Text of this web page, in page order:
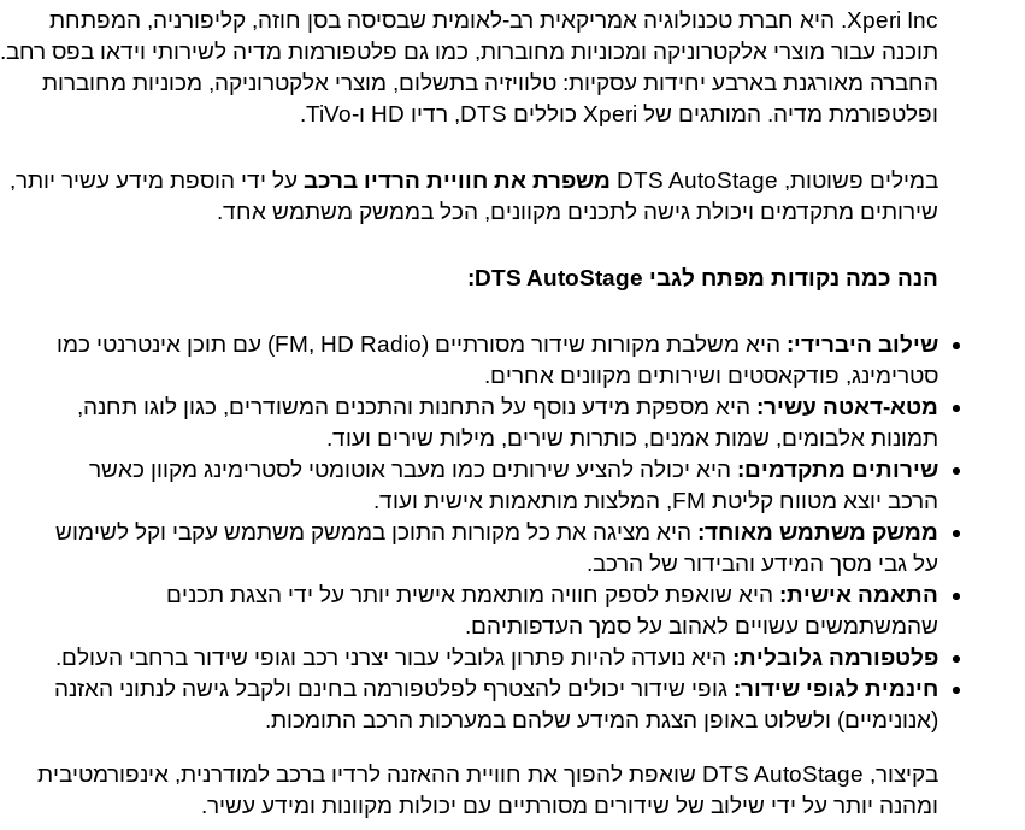
Xperi Inc. היא חברת טכנולוגיה אמריקאית רב-לאומית שבסיסה בסן חוזה, קליפורניה, המפתחת
תוכנה עבור מוצרי אלקטרוניקה ומכוניות מחוברות, כמו גם פלטפורמות מדיה לשירותי וידאו בפס רחב.
החברה מאורגנת בארבע יחידות עסקיות: טלוויזיה בתשלום, מוצרי אלקטרוניקה, מכוניות מחוברות
ופלטפורמת מדיה. המותגים של Xperi כוללים DTS, רדיו HD ו-TiVo.
במילים פשוטות, DTS AutoStage משפרת את חוויית הרדיו ברכב על ידי הוספת מידע עשיר יותר,
שירותים מתקדמים ויכולת גישה לתכנים מקוונים, הכל בממשק משתמש אחד.
הנה כמה נקודות מפתח לגבי DTS AutoStage:
שילוב היברידי:
היא משלבת מקורות שידור מסורתיים (FM, HD Radio) עם תוכן אינטרנטי כמו
סטרימינג, פודקאסטים ושירותים מקוונים אחרים.
מטא-דאטה עשיר: היא מספקת מידע נוסף על התחנות והתכנים המשודרים, כגון לוגו תחנה,
תמונות אלבומים, שמות אמנים, כותרות שירים, מילות שירים ועוד.
שירותים מתקדמים: היא יכולה להציע שירותים כמו מעבר אוטומטי לסטרימינג מקוון כאשר
הרכב יוצא מטווח קליטת FM, המלצות מותאמות אישית ועוד.
ממשק משתמש מאוחד: היא מציגה את כל מקורות התוכן בממשק משתמש עקבי וקל לשימוש
על גבי מסך המידע והבידור של הרכב.
התאמה אישית: היא שואפת לספק חוויה מותאמת אישית יותר על ידי הצגת תכנים
שהמשתמשים עשויים לאהוב על סמך העדפותיהם.
פלטפורמה גלובלית: היא נועדה להיות פתרון גלובלי עבור יצרני רכב וגופי שידור ברחבי העולם.
חינמית לגופי שידור: גופי שידור יכולים להצטרף לפלטפורמה בחינם ולקבל גישה לנתוני האזנה
(אנונימיים) ולשלוט באופן הצגת המידע שלהם במערכות הרכב התומכות.
בקיצור, DTS AutoStage שואפת להפוך את חוויית ההאזנה לרדיו ברכב למודרנית, אינפורמטיבית
ומהנה יותר על ידי שילוב של שידורים מסורתיים עם יכולות מקוונות ומידע עשיר.